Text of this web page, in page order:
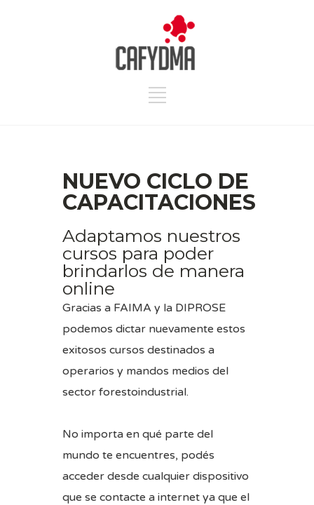
NUEVO CICLO DE
CAPACITACIONES
Adaptamos nuestros
cursos para poder
brindarlos de manera
online
Gracias a FAIMA y la DIPROSE
podemos dictar nuevamente estos
exitosos cursos destinados a
operarios y mandos medios del
sector forestoindustrial.
No importa en qué parte del
mundo te encuentres, podés
acceder desde cualquier dispositivo
que se contacte a internet ya que el